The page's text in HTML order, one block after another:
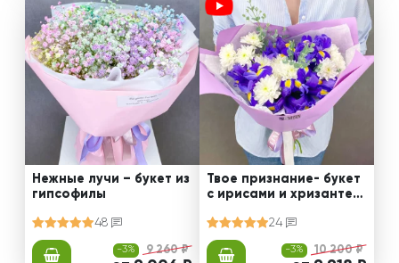
Нежные лучи – букет из
гипсофилы
48
-3% 9 260 ₽
Твое признание- букет
с ирисами и хризантем
24
-3% 10 200 ₽